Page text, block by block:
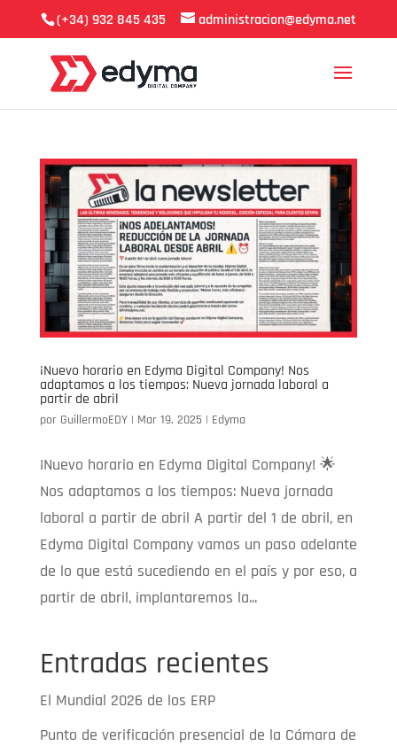
(+34) 932 845 435 administracion@edyma.net
¡Nuevo horario en Edyma Digital Company! Nos
adaptamos a los tiempos: Nueva jornada laboral a
partir de abril
por GuillermoEDY| Mar 19, 2025 | Edyma
¡Nuevo horario en Edyma Digital Company! 🌟
Nos adaptamos a los tiempos: Nueva jornada
laboral a partir de abril A partir del 1 de abril, en
Edyma Digital Company vamos un paso adelante
de lo que está sucediendo en el país y por eso, a
partir de abril, implantaremos la...
Entradas recientes
El Mundial 2026 de los ERP
Punto de verificación presencial de la Cámara de